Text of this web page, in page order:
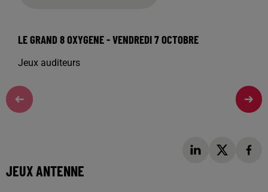
LE GRAND 8 OXYGENE - VENDREDI 7 OCTOBRE
Jeux auditeurs
JEUX ANTENNE